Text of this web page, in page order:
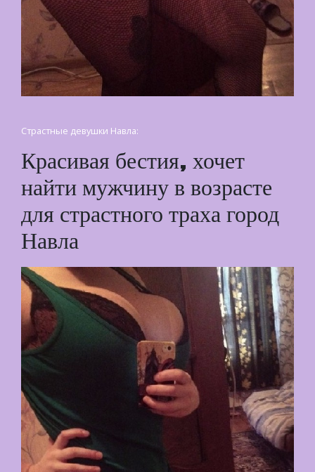
Страстные девушки Навла:
Красивая бестия, хочет
найти мужчину в возрасте
для страстного траха город
Навла